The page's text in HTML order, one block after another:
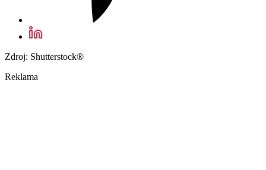
Zdroj: Shutterstock®
Reklama